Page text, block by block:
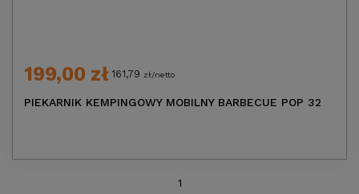
199,00 zł 161,79 zł/netto
PIEKARNIK KEMPINGOWY MOBILNY BARBECUE POP 32
1